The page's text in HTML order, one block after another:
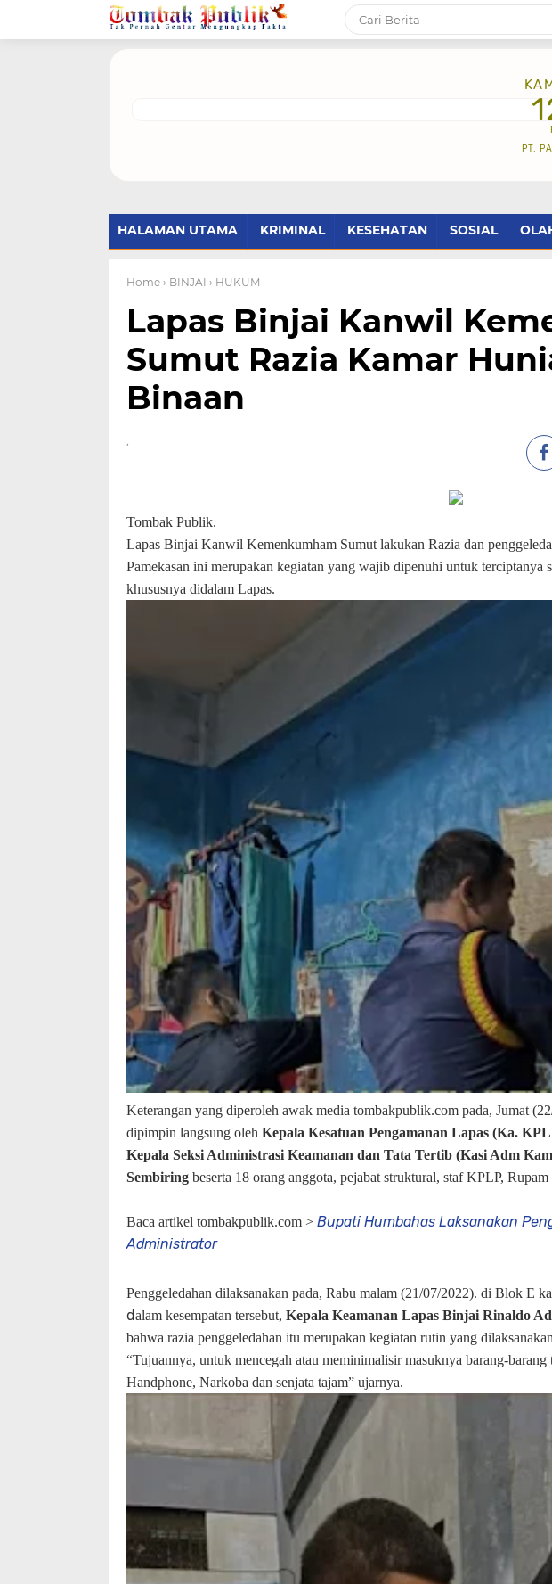
PT.
HALAMAN UTAMA KRIMINAL KESEHATAN SOSIAL
Home › BINJAI › HUKUM
Lapas Binjai Kanwil
Sumut Razia Kamar
Binaan
Tombak Publik.
Lapas Binjai Kanwil Kemenkumham Sumut lakukan Razia dan
Pamekasan ini merupakan kegiatan yang wajib dipenuhi untuk terciptanya
khususnya didalam Lapas.
Keterangan yang diperoleh awak media tombakpublik.com pada, Jumat
dipimpin langsung oleh Kepala Kesatuan Pengamanan Lapas (Ka.
Kepala Seksi Administrasi Keamanan dan Tata Tertib (Kasi Adm
Sembiring beserta 18 orang anggota, pejabat struktural, staf KPLP,
Baca artikel tombakpublik.com > Bupati Humbahas Laksanakan
Administrator
Penggeledahan dilaksanakan pada, Rabu malam (21/07/2022). di Blok E
dalam kesempatan tersebut, Kepala Keamanan Lapas Binjai Rinaldo
bahwa razia penggeledahan itu merupakan kegiatan rutin yang
“Tujuannya, untuk mencegah atau meminimalisir masuknya barang-barang
Handphone, Narkoba dan senjata tajam” ujarnya.